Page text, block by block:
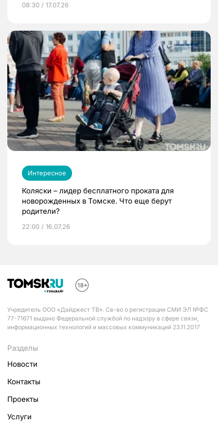
08:30 / 17.07.26
Интересное
Коляски – лидер бесплатного проката для
новорожденных в Томске. Что еще берут
родители?
22:00 / 16.07.26
Учредитель ООО «Дайджест ТВ». Св-во о регистрации СМИ ЭЛ №ФС
77-71671 выдано Федеральной службой по надзору в сфере связи,
информационных технологий и массовых коммуникаций 23.11.2017
Разделы
Новости
Контакты
Проекты
Услуги